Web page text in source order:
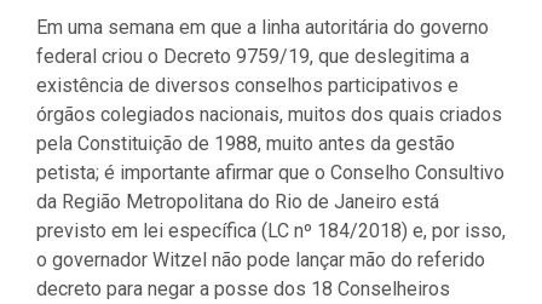
Em uma semana em que a linha autoritária do governo
federal criou o Decreto 9759/19, que deslegitima a
existência de diversos conselhos participativos e
órgãos colegiados nacionais, muitos dos quais criados
pela Constituição de 1988, muito antes da gestão
petista; é importante afirmar que o Conselho Consultivo
da Região Metropolitana do Rio de Janeiro está
previsto em lei específica (LC nº 184/2018) e, por isso,
o governador Witzel não pode lançar mão do referido
decreto para negar a posse dos 18 Conselheiros